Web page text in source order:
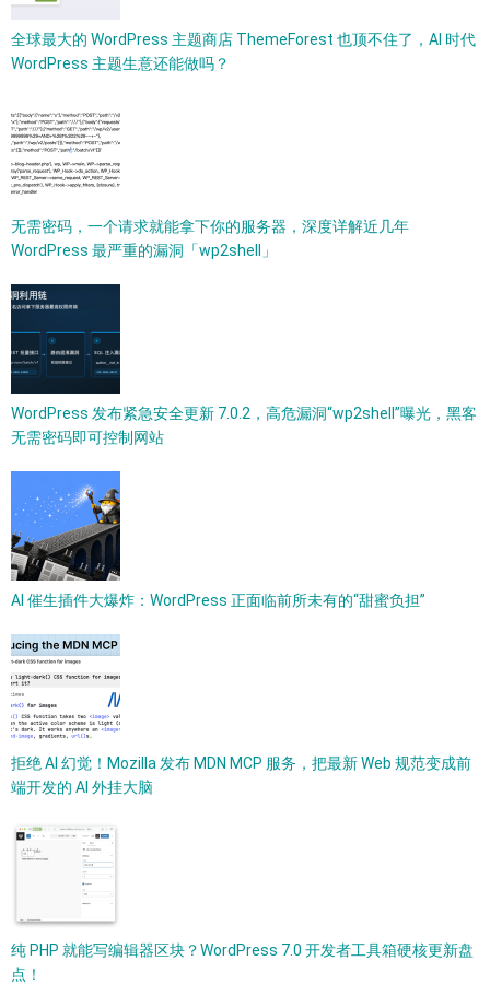
全球最大的 WordPress 主题商店 ThemeForest 也顶不住了，AI 时代
WordPress 主题生意还能做吗？
无需密码，一个请求就能拿下你的服务器，深度详解近几年
WordPress 最严重的漏洞「wp2shell」
WordPress 发布紧急安全更新 7.0.2，高危漏洞“wp2shell”曝光，黑客
无需密码即可控制网站
AI 催生插件大爆炸：WordPress 正面临前所未有的“甜蜜负担”
拒绝 AI 幻觉！Mozilla 发布 MDN MCP 服务，把最新 Web 规范变成前
端开发的 AI 外挂大脑
纯 PHP 就能写编辑器区块？WordPress 7.0 开发者工具箱硬核更新盘
点！